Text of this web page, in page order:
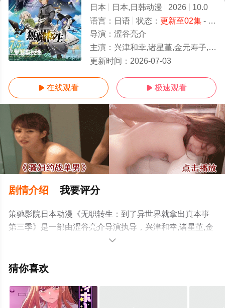
更新至02集
日本 日本,日韩动漫 2026
10.0
语言： 日语 状态： 更新至02集- 免费在线观看
导演： 涩谷亮介
主演： 兴津和幸,诸星堇,金元寿子,小山力也,茅野爱衣,鹤冈聪,田中理惠,杉田智和,若山诗
更新时间： 2026-07-03
 在线观看  极速观看
剧情介绍 我要评分
策驰影院日本动漫《无职转生：到了异世界就拿出真本事
第三季》是一部由涩谷亮介导演执导，兴津和幸,诸星堇,金
元寿子,小山力也,茅野爱衣,鹤冈聪,田中理惠,杉田智和,若山
会泽纱弥等演员精彩演绎的日本动漫，手机免费观看高清
移步至豆瓣动漫、电视猫或剧情网等平台了解。

猜你喜欢